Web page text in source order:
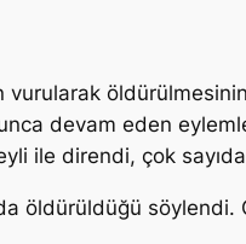
vurularak
devam eden
ile direndi, çok
öldürüldüğü